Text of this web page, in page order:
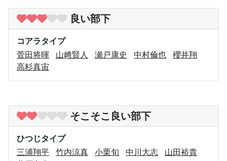
良い部下
コアラタイプ
菅田将暉
山﨑賢人 瀬戸康史 中村倫也
櫻井翔
高杉真宙
そこそこ良い部下
ひつじタイプ
三浦翔平
竹内涼真 小栗旬 中川大志
山田裕貴